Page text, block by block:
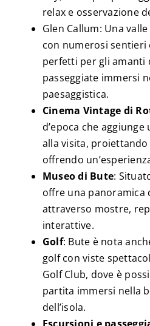
relax e osservazione
Glen Callum: Una
con numerosi sentieri
perfetti per gli amanti
passeggiate immersi
paesaggistica.
Cinema Vintage di
d’epoca che
alla visita, proiettando
offrendo
Museo di Bute:
offre una panoramica
attraverso mostre,
interattive.
Golf: Bute è nota
golf con viste
Golf Club, dove è
partita immersi nella
dell’isola.